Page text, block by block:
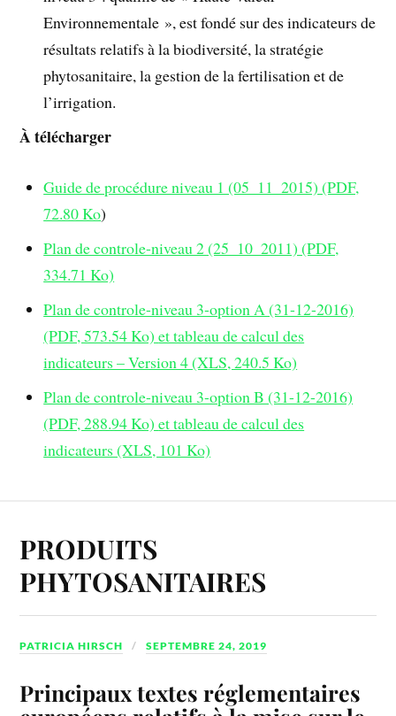
Environnementale », est fondé sur des indicateurs de
résultats relatifs à la biodiversité, la stratégie
phytosanitaire, la gestion de la fertilisation et de
l’irrigation.
À télécharger
Guide de procédure niveau 1 (05_11_2015) (PDF,
72.80 Ko)
Plan de controle-niveau 2 (25_10_2011) (PDF,
334.71 Ko)
Plan de controle-niveau 3-option A (31-12-2016)
(PDF, 573.54 Ko)et tableau de calcul des
indicateurs – Version 4 (XLS, 240.5 Ko)
Plan de controle-niveau 3-option B (31-12-2016)
(PDF, 288.94 Ko)et tableau de calcul des
indicateurs (XLS, 101 Ko)
PRODUITS
PHYTOSANITAIRES
PATRICIA HIRSCH SEPTEMBRE 24, 2019
Principaux textes réglementaires